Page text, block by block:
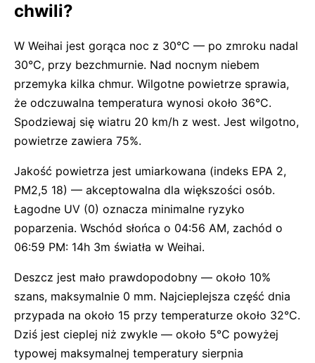
chwili?
W Weihai jest gorąca noc z 30°C — po zmroku nadal
30°C, przy bezchmurnie. Nad nocnym niebem
przemyka kilka chmur. Wilgotne powietrze sprawia,
że odczuwalna temperatura wynosi około 36°C.
Spodziewaj się wiatru 20 km/h z west. Jest wilgotno,
powietrze zawiera 75%.
Jakość powietrza jest umiarkowana (indeks EPA 2,
PM2,5 18) — akceptowalna dla większości osób.
Łagodne UV (0) oznacza minimalne ryzyko
poparzenia. Wschód słońca o 04:56 AM, zachód o
06:59 PM: 14h 3m światła w Weihai.
Deszcz jest mało prawdopodobny — około 10%
szans, maksymalnie 0 mm. Najcieplejsza część dnia
przypada na około 15 przy temperaturze około 32°C.
Dziś jest cieplej niż zwykle — około 5°C powyżej
typowej maksymalnej temperatury sierpnia